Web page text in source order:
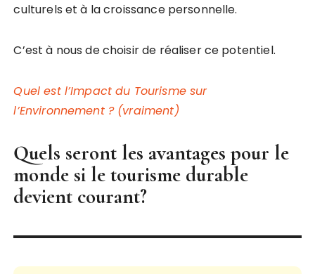
culturels et à la croissance personnelle.
C’est à nous de choisir de réaliser ce potentiel.
Quel est l’Impact du Tourisme sur
l’Environnement ? (vraiment)
Quels seront les avantages pour le
monde si le tourisme durable
devient courant?